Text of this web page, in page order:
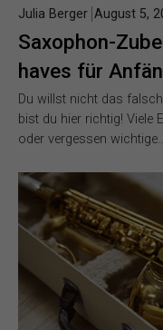
Saxophon-
haves für
Julia Berger August 5,
Du willst nicht das
bist du hier richtig! Viele
oder vergessen